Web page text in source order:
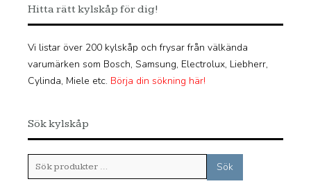
Hitta rätt kylskåp för dig!
Vi listar över 200 kylskåp och frysar från välkända
varumärken som Bosch, Samsung, Electrolux, Liebherr,
Cylinda, Miele etc. Börja din sökning här!
Sök kylskåp
Sök
efter:
Sök